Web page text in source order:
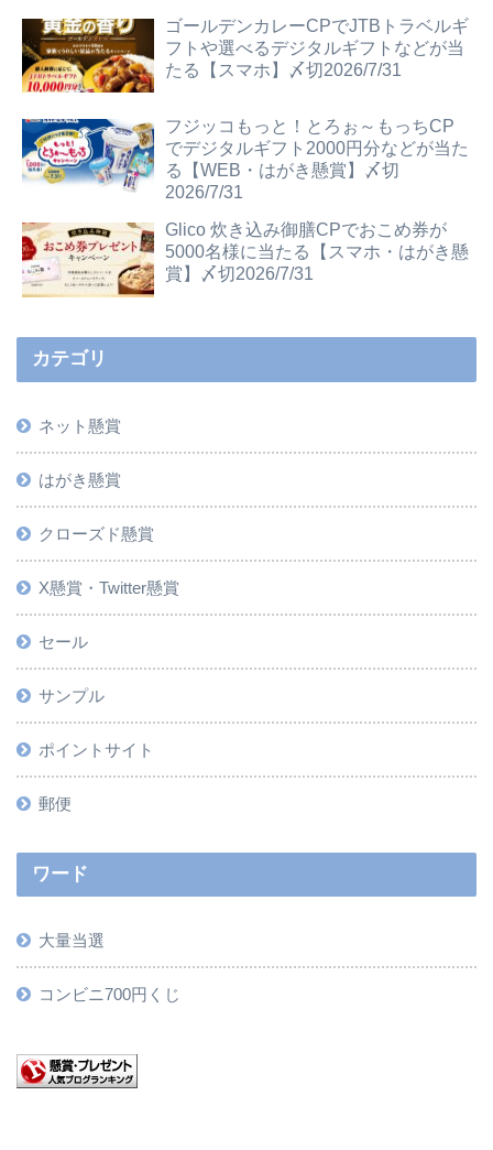
ゴールデンカレーCPでJTBトラベルギ
フトや選べるデジタルギフトなどが当
たる【スマホ】〆切2026/7/31
フジッコもっと！とろぉ～もっちCP
でデジタルギフト2000円分などが当た
る【WEB・はがき懸賞】〆切
2026/7/31
Glico 炊き込み御膳CPでおこめ券が
5000名様に当たる【スマホ・はがき懸
賞】〆切2026/7/31
カテゴリ
ネット懸賞
はがき懸賞
クローズド懸賞
X懸賞・Twitter懸賞
セール
サンプル
ポイントサイト
郵便
ワード
大量当選
コンビニ700円くじ